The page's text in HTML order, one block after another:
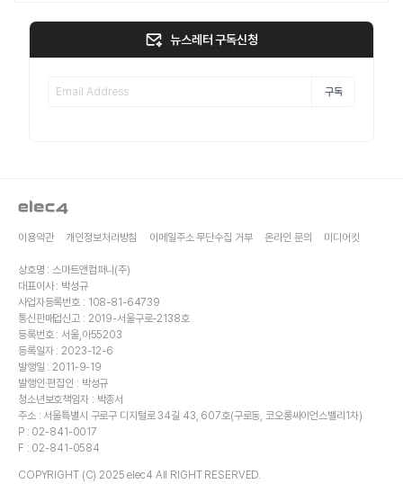
뉴스레터 구독신청
구독
이용약관 개인정보처리방침 이메일주소 무단수집 거부 온라인 문의 미디어킷
상호명 : 스마트앤컴퍼니(주)
대표이사 : 박성규
사업자등록번호 : 108-81-64739
통신판매업신고 : 2019-서울구로-2138호
등록번호 : 서울,아55203
등록일자 : 2023-12-6
발행일 : 2011-9-19
발행인·편집인 : 박성규
청소년보호책임자 : 박종서
주소 : 서울특별시 구로구 디지털로 34길 43, 607호(구로동, 코오롱싸이언스밸리1차)
P : 02-841-0017
F : 02-841-0584
COPYRIGHT (C) 2025 elec4 All RIGHT RESERVED.